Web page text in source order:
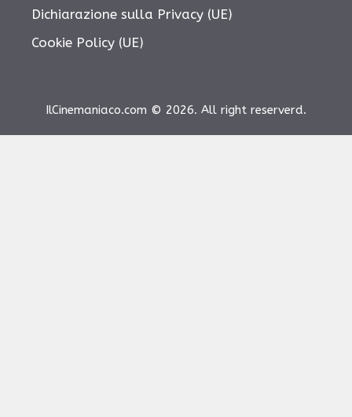
Dichiarazione sulla Privacy (UE)
Cookie Policy (UE)
IlCinemaniaco.com © 2026. All right reserverd.